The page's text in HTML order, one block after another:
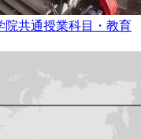
院共通授業科目・教育